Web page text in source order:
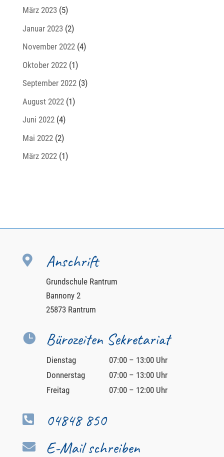
März 2023(5)
Januar 2023(2)
November 2022(4)
Oktober 2022(1)
September 2022(3)
August 2022(1)
Juni 2022(4)
Mai 2022(2)
März 2022(1)
 Anschrift
Grundschule Rantrum
Bannony 2
25873 Rantrum
 Bürozeiten Sekretariat
Dienstag
07:00 – 13:00 Uhr
Donnerstag
07:00 – 13:00 Uhr
Freitag
07:00 – 12:00 Uhr
 04848 850
 E-Mail schreiben